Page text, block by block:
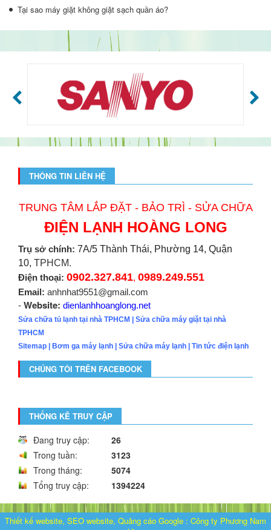
Tại sao máy giặt không giặt sạch quần áo?
THÔNG TIN LIÊN HỆ
TRUNG TÂM LẮP ĐẶT - BẢO TRÌ - SỬA CHỮA
ĐIỆN LẠNH HOÀNG LONG
Trụ sở chính: 7A/5 Thành Thái, Phường 14, Quận
10, TPHCM.
Điện thoại: 0902.327.841, 0989.249.551
Email: anhnhat9551@gmail.com
- Website: dienlanhhoanglong.net
Sửa chữa tủ lạnh tại nhà TPHCM | Sửa chữa máy giặt tại nhà
TPHCM
Sitemap | Bơm ga máy lạnh | Sửa chữa máy lạnh | Tin tức điện lạnh
CHÚNG TÔI TRÊN FACEBOOK
THỐNG KÊ TRUY CẬP
Đang truy cập:
26
Trong tuần:
3123
Trong tháng:
5074
Tổng truy cập:
1394224
Thiết kế website, SEO website, Quảng cáo Google : Công ty Phương Nam